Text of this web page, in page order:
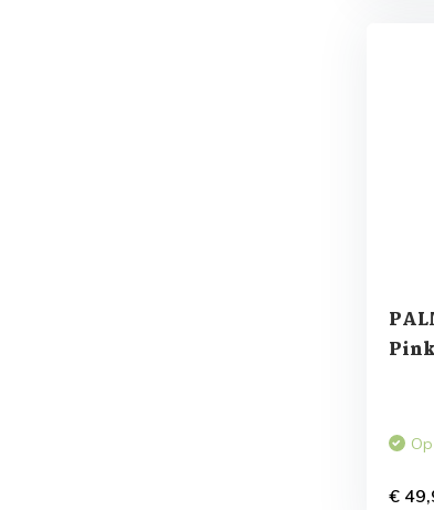
Pink
€